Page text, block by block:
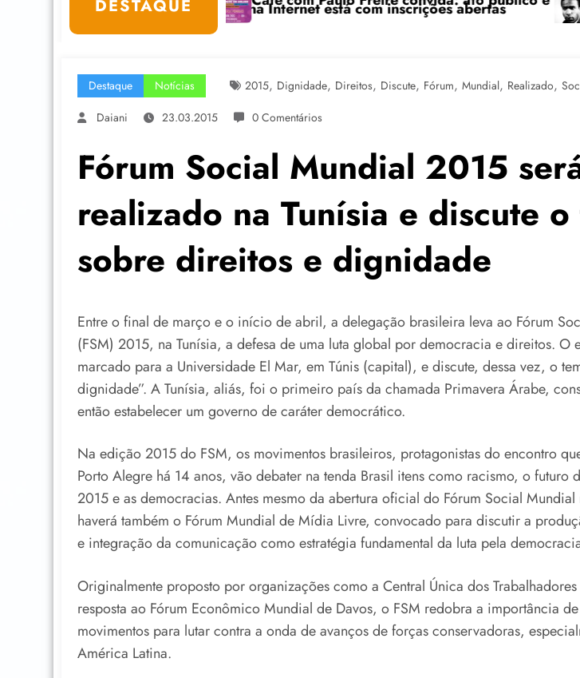
DESTAQUE
Estar na Internet está com inscrições abertas
Destaque Notícias 2015, Dignidade, Direitos, Discute, Fórum, Mundial, Realizado,
Daiani
23.03.2015 0 Comentários
Fórum Social Mundial 2015
realizado na Tunísia e discute o
sobre direitos e dignidade
Entre o final de março e o início de abril, a delegação brasileira leva ao Fórum
(FSM) 2015, na Tunísia, a defesa de uma luta global por democracia e direitos. O
marcado para a Universidade El Mar, em Túnis (capital), e discute, dessa vez, o
dignidade”. A Tunísia, aliás, foi o primeiro país da chamada Primavera Árabe,
então estabelecer um governo de caráter democrático.
Na edição 2015 do FSM, os movimentos brasileiros, protagonistas do encontro
Porto Alegre há 14 anos, vão debater na tenda Brasil itens como racismo, o futuro
2015 e as democracias. Antes mesmo da abertura oficial do Fórum Social Mundial
haverá também o Fórum Mundial de Mídia Livre, convocado para discutir a
e integração da comunicação como estratégia fundamental da luta pela
Originalmente proposto por organizações como a Central Única dos
resposta ao Fórum Econômico Mundial de Davos, o FSM redobra a importância
movimentos para lutar contra a onda de avanços de forças conservadoras,
América Latina.